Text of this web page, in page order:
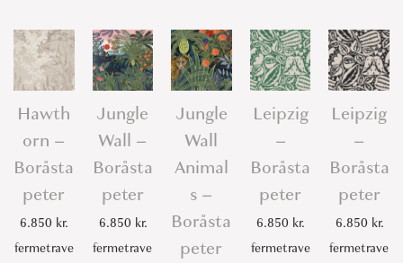
Hawth
orn –
Boråsta
peter
6.850 kr.
fermetrave
Jungle
Wall –
Boråsta
peter
6.850 kr.
fermetrave
Jungle
Wall
Animal
s –
Boråsta
peter
Leipzig
–
Boråsta
peter
6.850 kr.
fermetrave
Leipzig
–
Boråsta
peter
6.850 kr.
fermetrave